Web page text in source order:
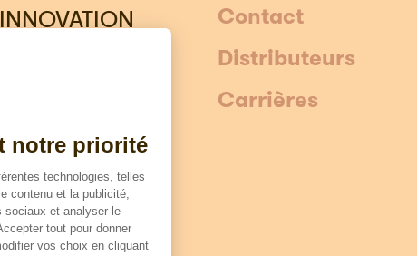
INNOVATION
Contact
Distributeurs
Carrières